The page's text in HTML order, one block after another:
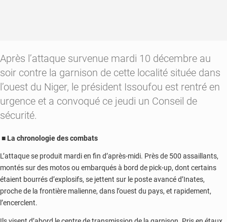
Après l’attaque survenue mardi 10 décembre au
soir contre la garnison de cette localité située dans
l’ouest du Niger, le président Issoufou est rentré en
urgence et a convoqué ce jeudi un Conseil de
sécurité.
■ La chronologie des combats
L’attaque se produit mardi en fin d’après-midi. Près de 500 assaillants,
montés sur des motos ou embarqués à bord de pick-up, dont certains
étaient bourrés d’explosifs, se jettent sur le poste avancé d’Inates,
proche de la frontière malienne, dans l’ouest du pays, et rapidement,
l’encerclent.